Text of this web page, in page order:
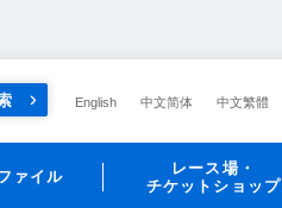
English 中文简体 中文繁體
ァイル
レース場・
チケットショップ